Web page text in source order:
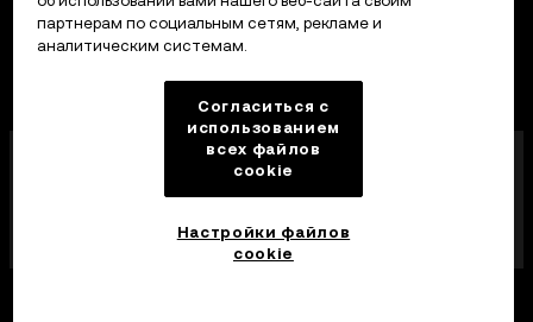
Компания OKX Europe Limited, работающая под
торговой маркой OKX, получила лицензию
поставщика услуг в сфере криптоактивов от MFSA
в соответствии со статьей 28 Закона о рынках
криптоактивов (глава 647 Свода законов Мальты).
партнерам по социальным сетям, рекламе и
аналитическим системам.
Согласиться с
использованием
всех файлов
cookie
Настройки файлов
cookie